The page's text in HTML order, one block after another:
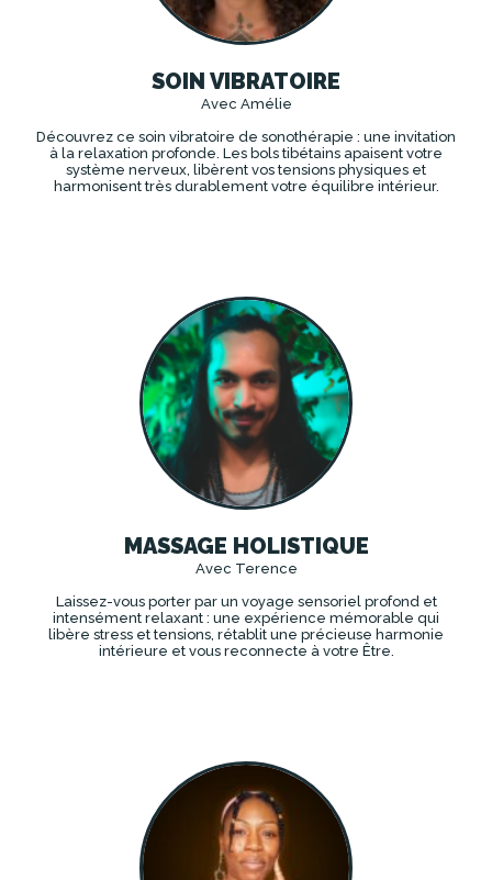
SOIN VIBRATOIRE
Avec Amélie
Découvrez ce soin vibratoire de sonothérapie : une invitation
à la relaxation profonde. Les bols tibétains apaisent votre
système nerveux, libèrent vos tensions physiques et
harmonisent très durablement votre équilibre intérieur.
MASSAGE HOLISTIQUE
Avec Terence
Laissez-vous porter par un voyage sensoriel profond et
intensément relaxant : une expérience mémorable qui
libère stress et tensions, rétablit une précieuse harmonie
intérieure et vous reconnecte à votre Être.